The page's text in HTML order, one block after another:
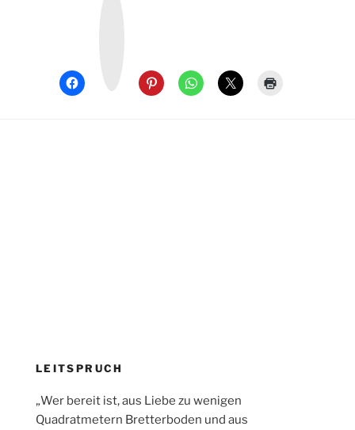
LEITSPRUCH
„Wer bereit ist, aus Liebe zu wenigen
Quadratmetern Bretterboden und aus